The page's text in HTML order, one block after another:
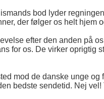
bod lyder
der følger os helt hjem
efter den anden på
for os. De virker oprigtig
mod de danske unge
bedste sendetid. Nej vel!